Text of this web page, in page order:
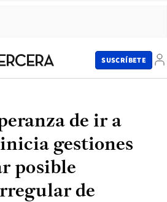
SUSCRÍBETE
de ir a
gestiones
posible
de